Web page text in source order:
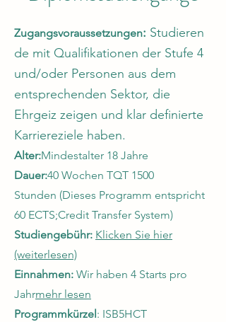
Zugangsvoraussetzungen: Studieren
de mit Qualifikationen der Stufe 4
und/oder Personen aus dem
entsprechenden Sektor, die
Ehrgeiz zeigen und klar definierte
Karriereziele haben.
Alter:Mindestalter 18 Jahre
Dauer:40 Wochen TQT 1500
Stunden (Dieses Programm entspricht
60 ECTS;Credit Transfer System)
Studiengebühr: Klicken Sie hier
(weiterlesen)
Einnahmen: Wir haben 4 Starts pro
Jahrmehr lesen
Programmkürzel: ISB5HCT